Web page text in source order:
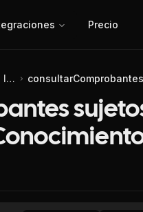
Precio
Consultas de comprobantes sujetos a la Ley de Economía del Conocimiento